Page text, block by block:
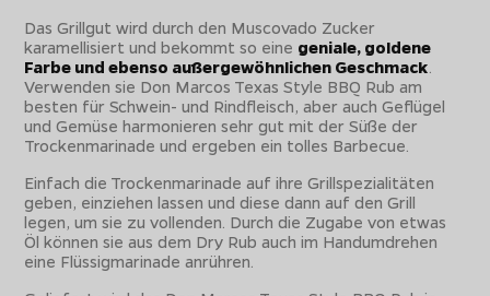
Das Grillgut wird durch den Muscovado Zucker
karamellisiert und bekommt so eine geniale, goldene
Farbe und ebenso außergewöhnlichen Geschmack
Verwenden sie Don Marcos Texas Style BBQ Rub am
besten für Schwein- und Rindfleisch, aber auch Geflügel
und Gemüse harmonieren sehr gut mit der Süße der
Trockenmarinade und ergeben ein tolles Barbecue.
Einfach die Trockenmarinade auf ihre Grillspezialitäten
geben, einziehen lassen und diese dann auf den Grill
legen, um sie zu vollenden. Durch die Zugabe von etwas
Öl können sie aus dem Dry Rub auch im Handumdrehen
eine Flüssigmarinade anrühren.